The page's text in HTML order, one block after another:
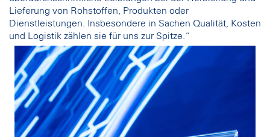
Lieferung von Rohstoffen, Produkten oder
Dienstleistungen. Insbesondere in Sachen Qualität, Kosten
und Logistik zählen sie für uns zur Spitze.“